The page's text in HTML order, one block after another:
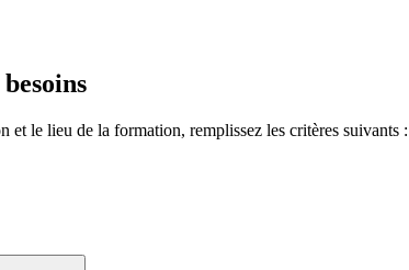
le lieu de la formation, remplissez les critères suivants :